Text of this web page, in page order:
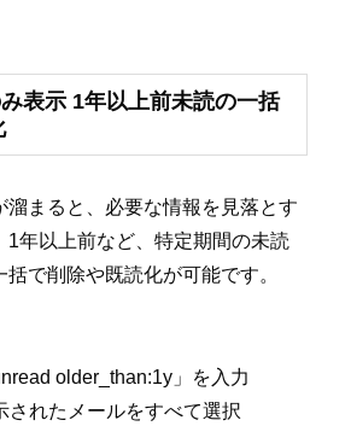
表示 1年以上前未読の一括
溜まると、必要な情報を見落とす
1年以上前など、特定期間の未読
で削除や既読化が可能です。
older_than:1y」を入力
されたメールをすべて選択